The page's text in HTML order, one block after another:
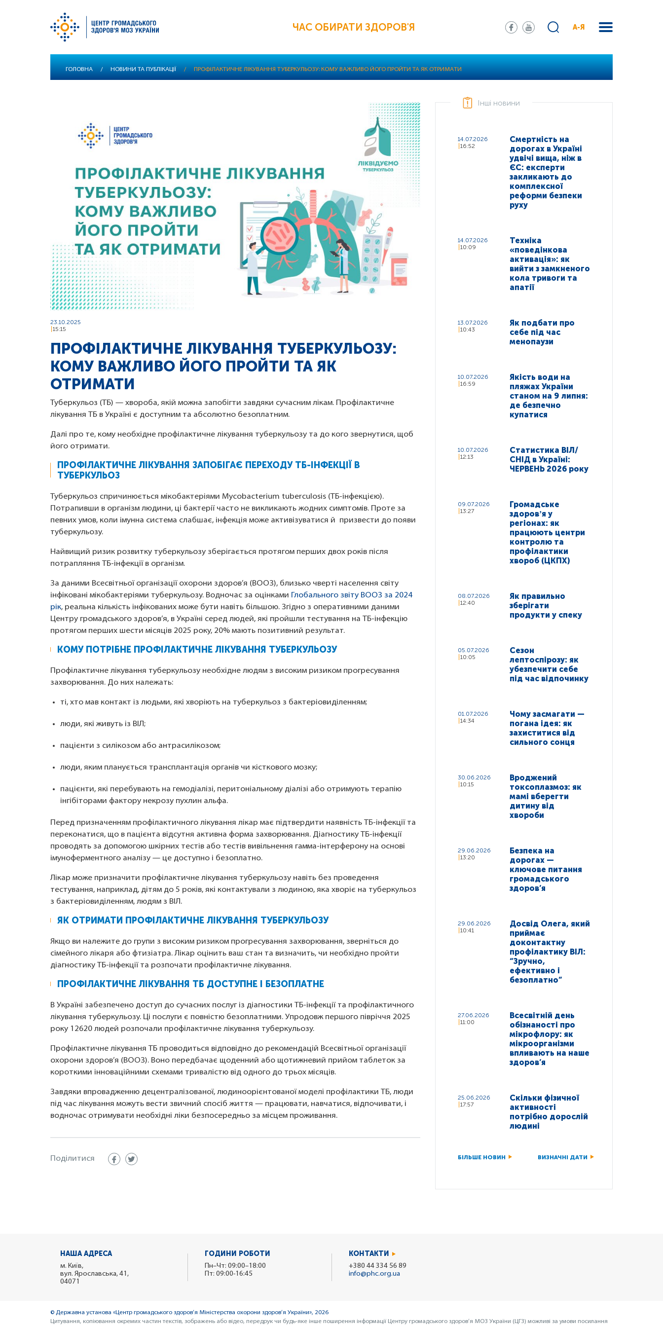
ЧАС ОБИРАТИ ЗДОРОВ'Я А-Я
ГОЛОВНА / НОВИНИ ТА ПУБЛІКАЦІЇ / ПРОФІЛАКТИЧНЕ ЛІКУВАННЯ ТУБЕРКУЛЬОЗУ: КОМУ ВАЖЛИВО ЙОГО ПРОЙТИ ТА ЯК ОТРИМАТИ
23.10.2025
15:15
ПРОФІЛАКТИЧНЕ ЛІКУВАННЯ ТУБЕРКУЛЬОЗУ:
КОМУ ВАЖЛИВО ЙОГО ПРОЙТИ ТА ЯК
ОТРИМАТИ
Туберкульоз (ТБ) — хвороба, якій можна запобігти завдяки сучасним лікам. Профілактичне
лікування ТБ в Україні є доступним та абсолютно безоплатним.
Далі про те, кому необхідне профілактичне лікування туберкульозу та до кого звернутися, щоб
його отримати.
ПРОФІЛАКТИЧНЕ ЛІКУВАННЯ ЗАПОБІГАЄ ПЕРЕХОДУ ТБ-ІНФЕКЦІЇ В
ТУБЕРКУЛЬОЗ
Туберкульоз спричинюється мікобактеріями Mycobacterium tuberculosis (ТБ-інфекцією).
Потрапивши в організм людини, ці бактерії часто не викликають жодних симптомів. Проте за
певних умов, коли імунна система слабшає, інфекція може активізуватися й призвести до появи
туберкульозу.
Найвищий ризик розвитку туберкульозу зберігається протягом перших двох років після
потрапляння ТБ-інфекції в організм.
За даними Всесвітньої організації охорони здоров’я (ВООЗ), близько чверті населення світу
інфіковані мікобактеріями туберкульозу. Водночас за оцінками Глобального звіту ВООЗ за 2024
рік, реальна кількість інфікованих може бути навіть більшою. Згідно з оперативними даними
Центру громадського здоров’я, в Україні серед людей, які пройшли тестування на ТБ-інфекцію
протягом перших шести місяців 2025 року, 20% мають позитивний результат.
КОМУ ПОТРІБНЕ ПРОФІЛАКТИЧНЕ ЛІКУВАННЯ ТУБЕРКУЛЬОЗУ
Профілактичне лікування туберкульозу необхідне людям з високим ризиком прогресування
захворювання. До них належать:
ті, хто мав контакт із людьми, які хворіють на туберкульоз з бактеріовиділенням;
люди, які живуть із ВІЛ;
пацієнти з силікозом або антрасилікозом;
люди, яким планується трансплантація органів чи кісткового мозку;
пацієнти, які перебувають на гемодіалізі, перитоніальному діалізі або отримують терапію
інгібіторами фактору некрозу пухлин альфа.
Перед призначенням профілактичного лікування лікар має підтвердити наявність ТБ-інфекції та
переконатися, що в пацієнта відсутня активна форма захворювання. Діагностику ТБ-інфекції
проводять за допомогою шкірних тестів або тестів вивільнення гамма-інтерферону на основі
імуноферментного аналізу — це доступно і безоплатно.
Лікар може призначити профілактичне лікування туберкульозу навіть без проведення
тестування, наприклад, дітям до 5 років, які контактували з людиною, яка хворіє на туберкульоз
з бактеріовиділенням, людям з ВІЛ.
ЯК ОТРИМАТИ ПРОФІЛАКТИЧНЕ ЛІКУВАННЯ ТУБЕРКУЛЬОЗУ
Якщо ви належите до групи з високим ризиком прогресування захворювання, зверніться до
сімейного лікаря або фтизіатра. Лікар оцінить ваш стан та визначить, чи необхідно пройти
діагностику ТБ-інфекції та розпочати профілактичне лікування.
ПРОФІЛАКТИЧНЕ ЛІКУВАННЯ ТБ ДОСТУПНЕ І БЕЗОПЛАТНЕ
В Україні забезпечено доступ до сучасних послуг із діагностики ТБ-інфекції та профілактичного
лікування туберкульозу. Ці послуги є повністю безоплатними. Упродовж першого півріччя 2025
року 12620 людей розпочали профілактичне лікування туберкульозу.
Профілактичне лікування ТБ проводиться відповідно до рекомендацій Всесвітньої організації
охорони здоров’я (ВООЗ). Воно передбачає щоденний або щотижневий прийом таблеток за
короткими інноваційними схемами тривалістю від одного до трьох місяців.
Завдяки впровадженню децентралізованої, людиноорієнтованої моделі профілактики ТБ, люди
під час лікування можуть вести звичний спосіб життя — працювати, навчатися, відпочивати, і
водночас отримувати необхідні ліки безпосередньо за місцем проживання.
Поділитися
Інші новини
14.07.2026
16:52
Смертність на
дорогах в Україні
удвічі вища, ніж в
ЄС: експерти
закликають до
комплексної
реформи безпеки
руху
14.07.2026
10:09
Техніка
«поведінкова
активація»: як
вийти з замкненого
кола тривоги та
апатії
13.07.2026
10:43
Як подбати про
себе під час
менопаузи
10.07.2026
16:59
Якість води на
пляжах України
станом на 9 липня:
де безпечно
купатися
10.07.2026
12:13
Статистика ВІЛ/
СНІД в Україні:
ЧЕРВЕНЬ 2026 року
09.07.2026
13:27
Громадське
здоровʼя у
регіонах: як
працюють центри
контролю та
профілактики
хвороб (ЦКПХ)
08.07.2026
12:40
Як правильно
зберігати
продукти у спеку
05.07.2026
10:05
Сезон
лептоспірозу: як
убезпечити себе
під час відпочинку
01.07.2026
14:34
Чому засмагати —
погана ідея: як
захиститися від
сильного сонця
30.06.2026
10:15
Вроджений
токсоплазмоз: як
мамі вберегти
дитину від
хвороби
29.06.2026
13:20
Безпека на
дорогах —
ключове питання
громадського
здоров’я
29.06.2026
10:41
Досвід Олега, який
приймає
доконтактну
профілактику ВІЛ:
“Зручно,
ефективно і
безоплатно”
27.06.2026
11:00
Всесвітній день
обізнаності про
мікрофлору: як
мікроорганізми
впливають на наше
здоров’я
25.06.2026
17:57
Скільки фізичної
активності
потрібно дорослій
людині
БІЛЬШЕ НОВИН ВИЗНАЧНІ ДАТИ
НАША АДРЕСА
м. Київ,
вул. Ярославська, 41,
04071
ГОДИНИ РОБОТИ
Пн–Чт: 09:00–18:00
Пт: 09:00-16:45
КОНТАКТИ
+380 44 334 56 89
info@phc.org.ua
© Державна установа «Центр громадського здоров’я Міністерства охорони здоров’я України», 2026
Цитування, копіювання окремих частин текстів, зображень або відео, передрук чи будь-яке інше поширення інформації Центру громадського здоров’я МОЗ України (ЦГЗ) можливі за умови посилання